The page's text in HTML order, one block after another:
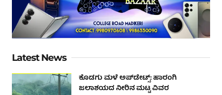
Latest News
ಕೊಡಗು ಮಳೆ ಅಪ್‌ಡೇಟ್ಸ್: ಹಾರಂಗಿ
ಜಲಾಶಯದ ನೀರಿನ ಮಟ್ಟ ವಿವರ